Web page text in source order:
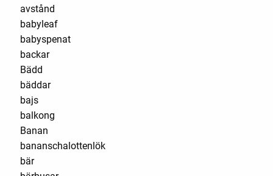
avstånd
babyleaf
babyspenat
backar
Bädd
bäddar
bajs
balkong
Banan
bananschalottenlök
bär